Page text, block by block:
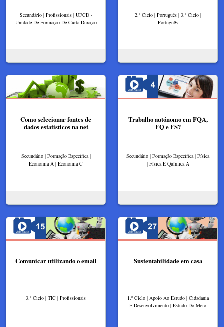
Secundário | Profissionais | UFCD -
Unidade De Formação De Curta Duração
2.º Ciclo | Português | 3.º Ciclo |
Português
Como selecionar fontes de
dados estatísticos na net
Secundário | Formação Específica |
Economia A | Economia C
Trabalho autónomo em FQA,
FQ e FS?
Secundário | Formação Específica | Física
| Física E Química A
Comunicar utilizando o email
3.º Ciclo | TIC | Profissionais
Sustentabilidade em casa
1.º Ciclo | Apoio Ao Estudo | Cidadania
E Desenvolvimento | Estudo Do Meio